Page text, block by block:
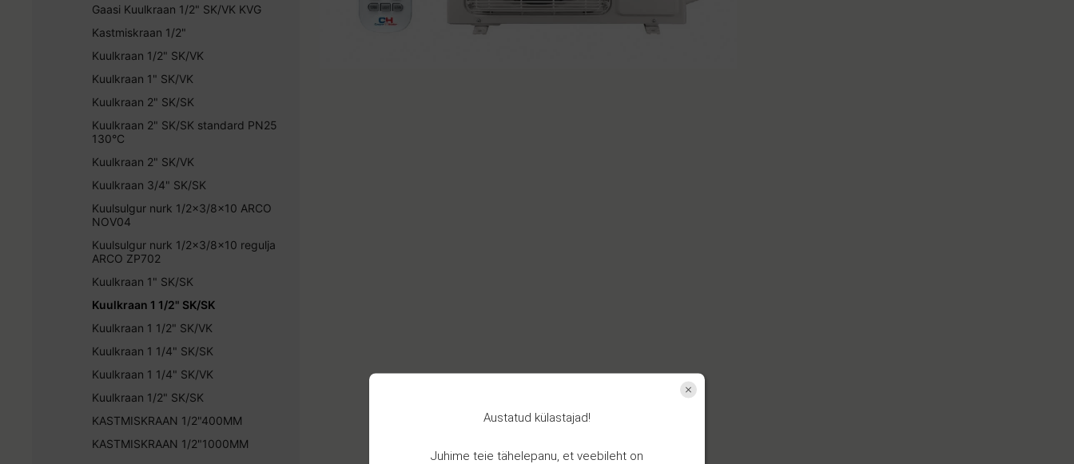
Gaasi Kuulkraan 1/2" SK/VK KVG
Kastmiskraan 1/2"
Kuulkraan 1/2" SK/VK
Kuulkraan 1" SK/VK
Kuulkraan 2" SK/SK
Kuulkraan 2" SK/SK standard PN25
130°C
Kuulkraan 2" SK/VK
Kuulkraan 3/4" SK/SK
Kuulsulgur nurk 1/2x3/8x10 ARCO
NOV04
Kuulsulgur nurk 1/2x3/8x10 regulja
ARCO ZP702
Kuulkraan 1" SK/SK
Kuulkraan 1 1/2" SK/SK
Kuulkraan 1 1/2" SK/VK
Kuulkraan 1 1/4" SK/SK
Kuulkraan 1 1/4" SK/VK
Kuulkraan 1/2" SK/SK
KASTMISKRAAN 1/2"400MM
KASTMISKRAAN 1/2"1000MM
Austatud külastajad!
Juhime teie tähelepanu, et veebileht on